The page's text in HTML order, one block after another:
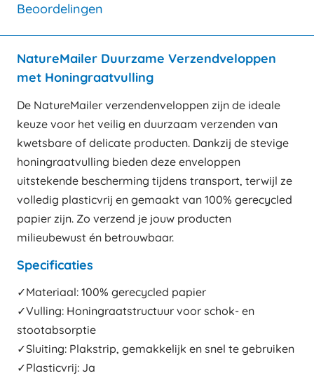
Beoordelingen
NatureMailer Duurzame Verzendveloppen
met Honingraatvulling
De NatureMailer verzendenveloppen zijn de ideale
keuze voor het veilig en duurzaam verzenden van
kwetsbare of delicate producten. Dankzij de stevige
honingraatvulling bieden deze enveloppen
uitstekende bescherming tijdens transport, terwijl ze
volledig plasticvrij en gemaakt van 100% gerecycled
papier zijn. Zo verzend je jouw producten
milieubewust én betrouwbaar.
Specificaties
✓Materiaal: 100% gerecycled papier
✓Vulling: Honingraatstructuur voor schok- en
stootabsorptie
✓Sluiting: Plakstrip, gemakkelijk en snel te gebruiken
✓Plasticvrij: Ja